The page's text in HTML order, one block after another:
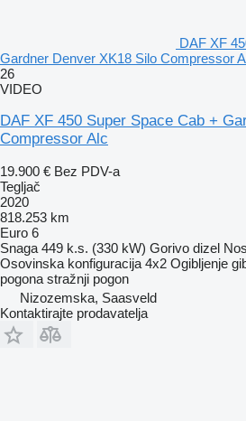
DAF XF
Gardner Denver XK18 Silo Compressor
26
VIDEO
DAF XF 450 Super Space Cab +
Compressor Alc
19.900 € Bez PDV-a
Tegljač
2020
818.253 km
Euro 6
Snaga 449 k.s. (330 kW) Gorivo dizel
Osovinska konfiguracija 4x2 Ogibljenje
pogona stražnji pogon
Nizozemska, Saasveld
Kontaktirajte prodavatelja